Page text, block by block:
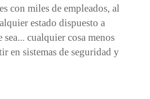
con miles de empleados, al
estado dispuesto a
cualquier cosa menos
en sistemas de seguridad y